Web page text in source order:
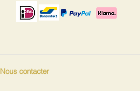
Nous contacter